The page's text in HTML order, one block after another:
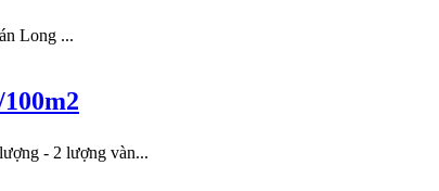
Long ...
- 2 lượng vàn...